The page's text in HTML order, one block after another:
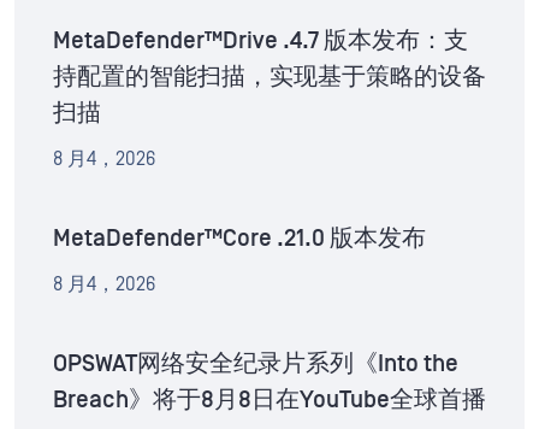
MetaDefender™Drive .4.7 版本发布：支
持配置的智能扫描，实现基于策略的设备
扫描
8 月4，2026
MetaDefender™Core .21.0 版本发布
8 月4，2026
OPSWAT网络安全纪录片系列《Into the
Breach》将于8月8日在YouTube全球首播